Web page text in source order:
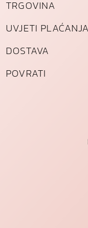
TRGOVINA
UVJETI PLAĆANJA
DOSTAVA
POVRATI